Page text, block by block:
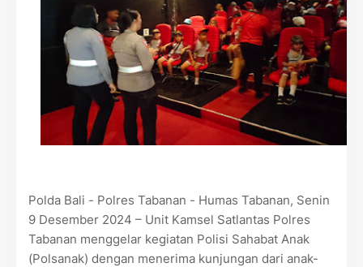
Polda Bali - Polres Tabanan - Humas Tabanan, Senin
9 Desember 2024 – Unit Kamsel Satlantas Polres
Tabanan menggelar kegiatan Polisi Sahabat Anak
(Polsanak) dengan menerima kunjungan dari anak-